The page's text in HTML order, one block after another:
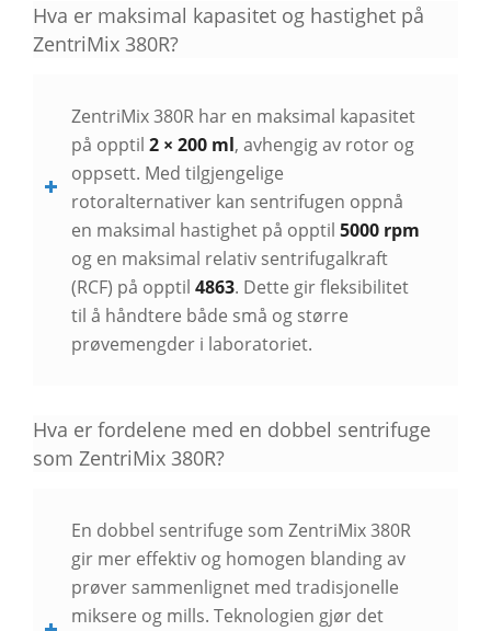
Hva er maksimal kapasitet og hastighet på
ZentriMix 380R?
ZentriMix 380R har en maksimal kapasitet
på opptil 2 × 200 ml, avhengig av rotor og
oppsett. Med tilgjengelige
rotoralternativer kan sentrifugen oppnå
en maksimal hastighet på opptil 5000 rpm
og en maksimal relativ sentrifugalkraft
(RCF) på opptil 4863. Dette gir fleksibilitet
til å håndtere både små og større
prøvemengder i laboratoriet.
Hva er fordelene med en dobbel sentrifuge
som ZentriMix 380R?
En dobbel sentrifuge som ZentriMix 380R
gir mer effektiv og homogen blanding av
prøver sammenlignet med tradisjonelle
miksere og mills. Teknologien gjør det